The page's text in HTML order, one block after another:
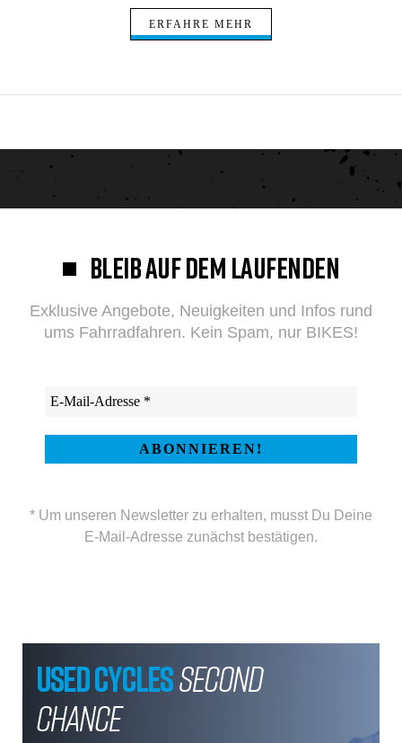
ERFAHRE MEHR
BLEIB AUF DEM LAUFENDEN
Exklusive Angebote, Neuigkeiten und Infos rund
ums Fahrradfahren. Kein Spam, nur BIKES!
* Um unseren Newsletter zu erhalten, musst Du Deine
E-Mail-Adresse zunächst bestätigen.
USED CYCLESSECOND
CHANCE